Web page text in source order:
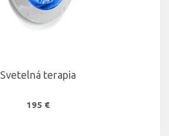
Svetelná terapia
195 €